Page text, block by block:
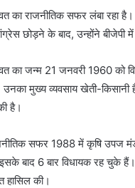
का राजनीतिक सफर लंबा रहा
छोड़ने के बाद, उन्होंने बीजेपी
का जन्म 21 जनवरी 1960 को
उनका मुख्य व्यवसाय खेती-किसानी
है।
सफर 1988 में कृषि उपज
बाद 6 बार विधायक रह चुके हैं।
हासिल की।